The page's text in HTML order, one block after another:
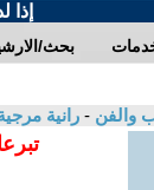
بحث/
والفن - رانية